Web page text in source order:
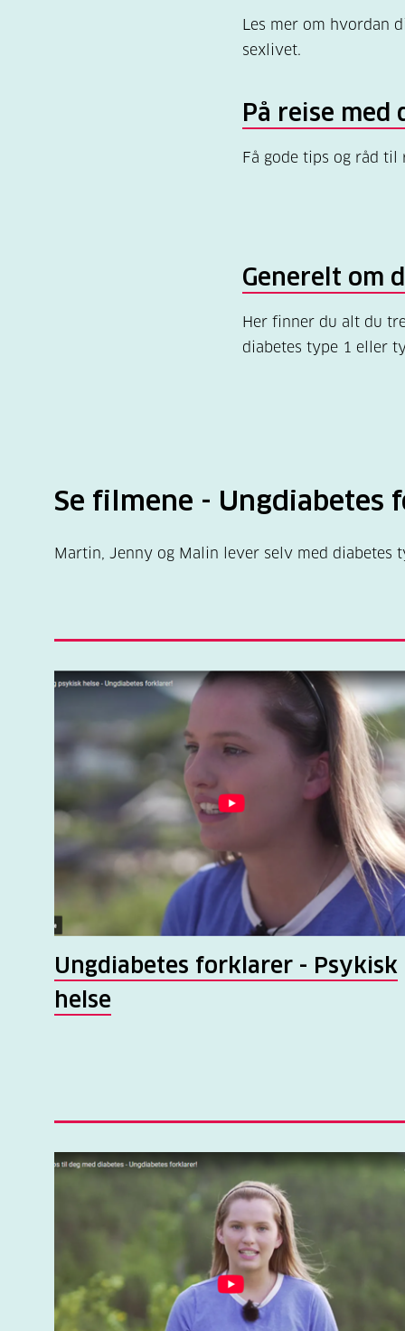
Les mer om hvordan
sexlivet.
På reise med
Få gode tips og råd til
Generelt om
Her finner du alt du
diabetes type 1 eller
Se filmene - Ungdiabetes
Martin, Jenny og Malin lever selv med diabetes
Ungdiabetes forklarer - Psykisk
helse